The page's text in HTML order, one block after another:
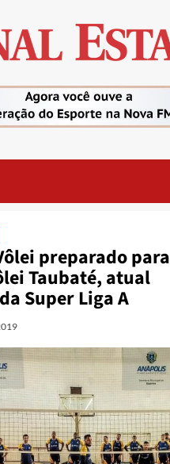
preparado para
Taubaté, atual
Super Liga A